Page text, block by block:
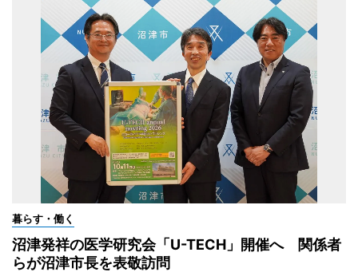
暮らす・働く
沼津発祥の医学研究会「U-TECH」開催へ 関係者
らが沼津市長を表敬訪問